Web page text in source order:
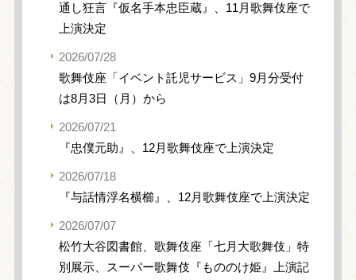
通し狂言『仮名手本忠臣蔵』、11月歌舞伎座で
上演決定
2026/07/28
歌舞伎座「イベント託児サービス」9月分受付
は8月3日（月）から
2026/07/21
『忠僕元助』、12月歌舞伎座で上演決定
2026/07/18
『与話情浮名横櫛』、12月歌舞伎座で上演決定
2026/07/07
松竹大谷図書館、歌舞伎座「七月大歌舞伎」特
別展示、スーパー歌舞伎『もののけ姫』上演記